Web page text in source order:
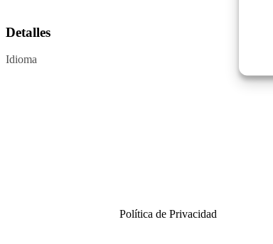
Detalles
Idioma
Política de Privacidad